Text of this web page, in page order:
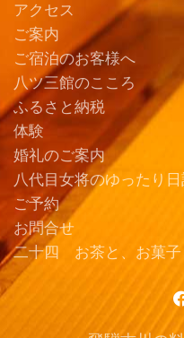
アクセス
ご案内
ご宿泊のお客様へ
八ツ三館のこころ
ふるさと納税
体験
婚礼のご案内
八代目女将のゆったり
ご予約
お問合せ
二十四 お茶と、お菓子